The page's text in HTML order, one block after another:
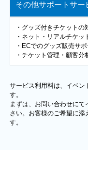
その他サポートサー
・グッズ付きチケットの
・ネット・リアルチケッ
・ECでのグッズ販売サポ
・チケット管理・顧客分
サービス利用料は、イベン
す。
まずは、お問い合わせに
さい。お客様のご希望に添
す。